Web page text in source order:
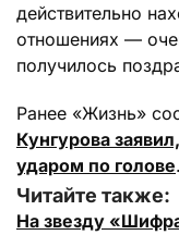
действительно
отношениях —
получилось
Ранее «Жизнь»
Кунгурова
ударом по голове.
Читайте также:
На звезду